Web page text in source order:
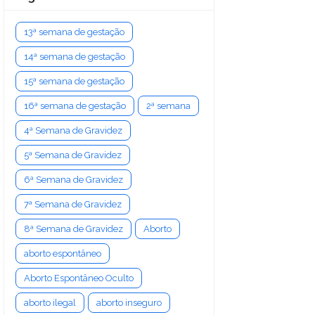
13ª semana de gestação
14ª semana de gestação
15ª semana de gestação
16ª semana de gestação 2ª semana
4ª Semana de Gravidez
5ª Semana de Gravidez
6ª Semana de Gravidez
7ª Semana de Gravidez
8ª Semana de Gravidez Aborto
aborto espontâneo
Aborto Espontâneo Oculto
aborto ilegal aborto inseguro